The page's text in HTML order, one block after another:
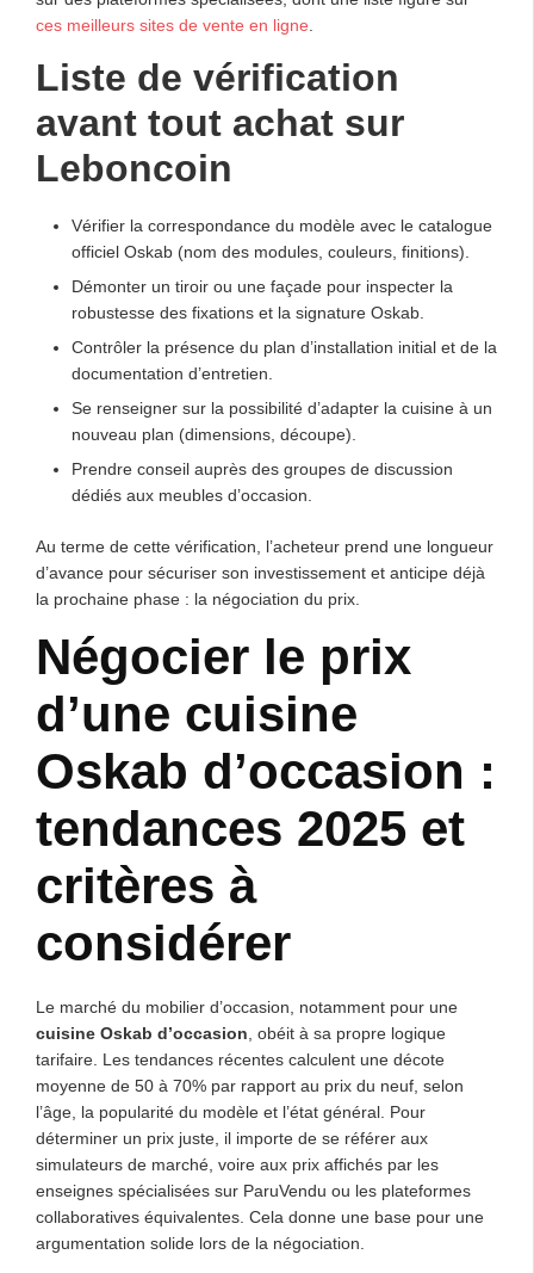
ces meilleurs sites de vente en ligne
Liste de vérification
avant tout achat sur
Leboncoin
Vérifier la correspondance du modèle avec le catalogue
officiel Oskab (nom des modules, couleurs, finitions).
Démonter un tiroir ou une façade pour inspecter la
robustesse des fixations et la signature Oskab.
Contrôler la présence du plan d’installation initial et de la
documentation d’entretien.
Se renseigner sur la possibilité d’adapter la cuisine à un
nouveau plan (dimensions, découpe).
Prendre conseil auprès des groupes de discussion
dédiés aux meubles d’occasion.
Au terme de cette vérification, l’acheteur prend une longueur
d’avance pour sécuriser son investissement et anticipe déjà
la prochaine phase : la négociation du prix.
Négocier le prix
d’une cuisine
Oskab d’occasion :
tendances 2025 et
critères à
considérer
Le marché du mobilier d’occasion, notamment pour une
cuisine Oskab d’occasion , obéit à sa propre logique
tarifaire. Les tendances récentes calculent une décote
moyenne de 50 à 70% par rapport au prix du neuf, selon
l’âge, la popularité du modèle et l’état général. Pour
déterminer un prix juste, il importe de se référer aux
simulateurs de marché, voire aux prix affichés par les
enseignes spécialisées sur ParuVendu ou les plateformes
collaboratives équivalentes. Cela donne une base pour une
argumentation solide lors de la négociation.